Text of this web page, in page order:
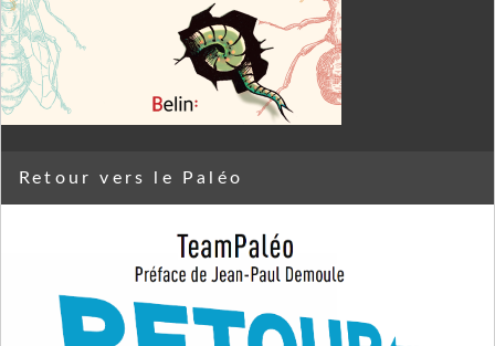
Retour vers le Paléo